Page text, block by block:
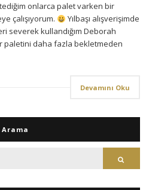
onlarca palet varken bir
çalışıyorum.
Yılbaşı alışverişimde
severek kullandığım Deborah
paletini daha fazla bekletmeden
Devamını Oku
Arama